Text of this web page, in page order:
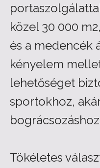
közel 30 000
és a medencék
kényelem
lehetőséget
sportokhoz,
Tökéletes